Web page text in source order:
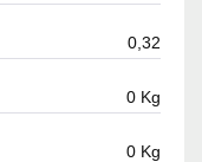
0,32
0 Kg
0 Kg